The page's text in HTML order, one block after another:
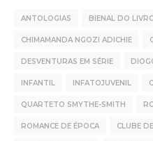
ANTOLOGIAS BIENAL DO
CHIMAMANDA NGOZI ADICHIE
DESVENTURAS EM SÉRIE
INFANTIL INFATOJUVENIL
QUARTETO SMYTHE-SMITH
ROMANCE DE ÉPOCA CLUBE